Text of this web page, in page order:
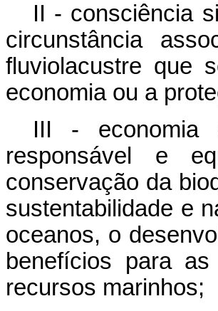
II - consciência
circunstância
fluviolacustre que
economia ou a
III - economia
responsável e
conservação da
sustentabilidade e
oceanos, o
benefícios para
recursos marinhos;